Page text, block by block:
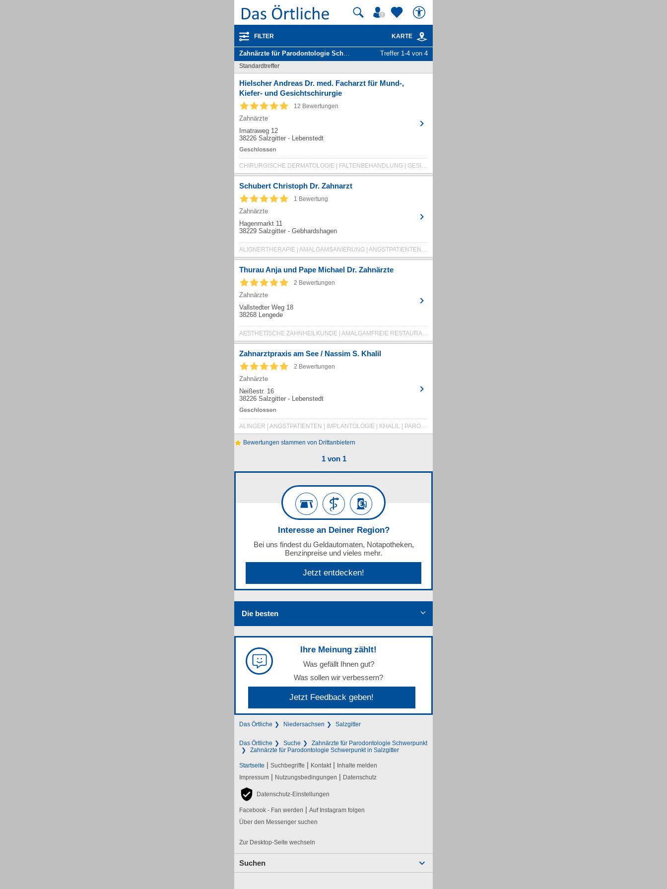
FILTER KARTE
Zahnärzte für Parodontologie Schwerpunkt in Lebenstedt Stadt Salzgitter
Treffer 1-4 von 4
Standardtreffer
Hielscher Andreas Dr. med. Facharzt für Mund-,
Kiefer- und Gesichtschirurgie
12 Bewertungen
Zahnärzte
Imatraweg 12
38226 Salzgitter - Lebenstedt
CHIRURGISCHE DERMATOLOGIE | FALTENBEHANDLUNG | GESICHTSCHIRURGIE | IMPLANTOLOGIE
Schubert Christoph Dr. Zahnarzt
1 Bewertung
Zahnärzte
Hagenmarkt 11
38229 Salzgitter - Gebhardshagen
ALIGNERTHERAPIE | AMALGAMSANIERUNG | ANGSTPATIENTEN | BLEACHING | DIGITALER ZAHNABDRUCK
Thurau Anja und Pape Michael Dr. Zahnärzte
2 Bewertungen
Zahnärzte
Vallstedter Weg 18
38268 Lengede
AESTHETISCHE ZAHNHEILKUNDE | AMALGAMFREIE RESTAURATIONEN | ANGSTPATIENTEN
Zahnarztpraxis am See / Nassim S. Khalil
2 Bewertungen
Zahnärzte
Neißestr. 16
38226 Salzgitter - Lebenstedt
ALINGER | ANGSTPATIENTEN | IMPLANTOLOGIE | KHALIL | PARODONTOLOGIE | PROPHYLAXE
Bewertungen stammen von Drittanbietern
1 von 1
Interesse an Deiner Region?
Bei uns findest du Geldautomaten, Notapotheken,
Benzinpreise und vieles mehr.
Jetzt entdecken!
Die besten
Ihre Meinung zählt!
Was gefällt Ihnen gut?
Was sollen wir verbessern?
Jetzt Feedback geben!
Das Örtliche Niedersachsen Salzgitter
Das Örtliche Suche
Zahnärzte für Parodontologie Schwerpunkt
Zahnärzte für Parodontologie Schwerpunkt in Salzgitter
Startseite | Suchbegriffe | Kontakt | Inhalte melden
Impressum | Nutzungsbedingungen | Datenschutz
Datenschutz-Einstellungen
Facebook - Fan werden | Auf Instagram folgen
Über den Messenger suchen
Zur Desktop-Seite wechseln
Suchen